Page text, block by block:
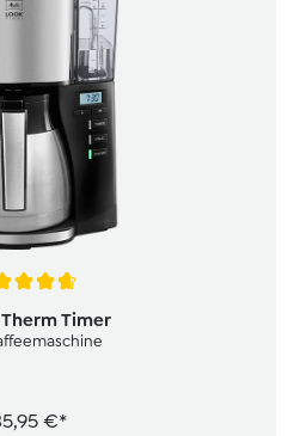
von 4.7 von 5 Sternen
Therm Timer
€*